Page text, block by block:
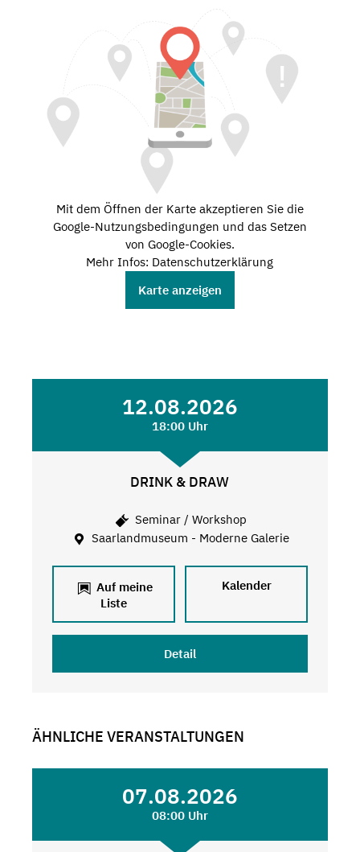
Mit dem Öffnen der Karte akzeptieren Sie die
Google-Nutzungsbedingungen und das Setzen
von Google-Cookies.
Mehr Infos: Datenschutzerklärung
Karte anzeigen
12.08.2026
18:00 Uhr
DRINK & DRAW
Seminar / Workshop
Saarlandmuseum - Moderne Galerie
Auf meine
Liste
Kalender
Detail
ÄHNLICHE VERANSTALTUNGEN
07.08.2026
08:00 Uhr